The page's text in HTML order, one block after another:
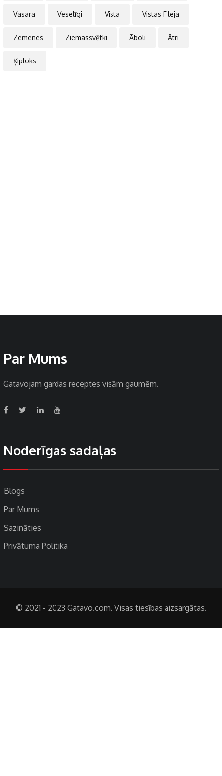
Vasara Veselīgi Vista Vistas Fileja
Zemenes Ziemassvētki Āboli Ātri
Ķiploks
Par Mums
Gatavojam gardas receptes visām gaumēm.
Noderīgas sadaļas
Blogs
Par Mums
Sazināties
Privātuma Politika
© 2021 - 2023 Gatavo.com. Visas tiesības aizsargātas.